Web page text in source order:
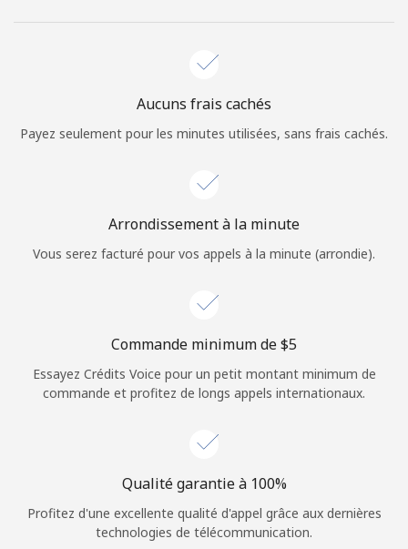
Rappel du mot de passe →
Login
Aucuns frais cachés
Payez seulement pour les minutes utilisées, sans frais cachés.
Arrondissement à la minute
Vous serez facturé pour vos appels à la minute (arrondie).
Commande minimum de ⁦$5⁩
Essayez Crédits Voice pour un petit montant minimum de
commande et profitez de longs appels internationaux.
Qualité garantie à 100%
Profitez d'une excellente qualité d'appel grâce aux dernières
technologies de télécommunication.